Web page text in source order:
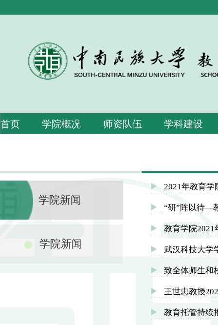
首页 学院概况 师资队伍 学科建设
学院新闻
学院新闻
2021年教育学
“研”阵以待—
教育学院2021
武汉科技大学
致全体师生和
王世忠教授
教育托管持续